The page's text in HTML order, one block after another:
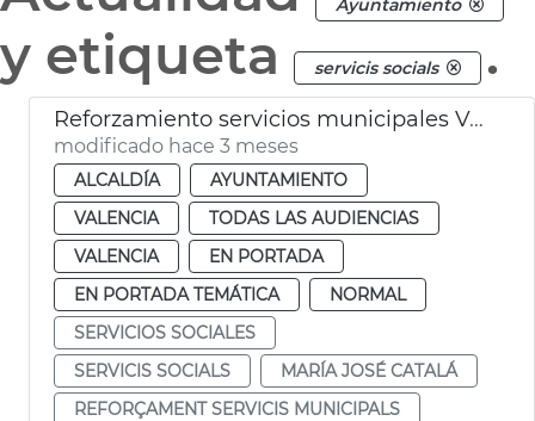
y etiqueta servicis socials .
Reforzamiento servicios municipales València regularización persones inmigrantes
modificado hace 3 meses
ALCALDÍA
AYUNTAMIENTO
VALENCIA
TODAS LAS AUDIENCIAS
VALENCIA
EN PORTADA
EN PORTADA TEMÁTICA
NORMAL
SERVICIOS SOCIALES
SERVICIS SOCIALS
MARÍA JOSÉ CATALÁ
REFORÇAMENT SERVICIS MUNICIPALS